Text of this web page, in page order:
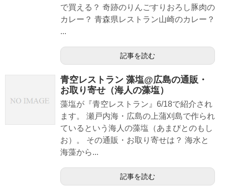
で買える？ 奇跡のりんごすりおろし豚肉の
カレー？ 青森県レストラン山崎のカレー？
...
記事を読む
青空レストラン 藻塩@広島の通販・
お取り寄せ（海人の藻塩）
藻塩が『青空レストラン』6/18で紹介され
ます。 瀬戸内海・広島の上蒲刈島で作られ
ているという海人の藻塩（あまびとのもし
お）。 その通販・お取り寄せは？ 海水と
海藻から...
記事を読む